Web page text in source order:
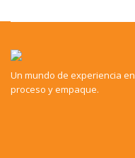
Un mundo de experiencia en
proceso y empaque.